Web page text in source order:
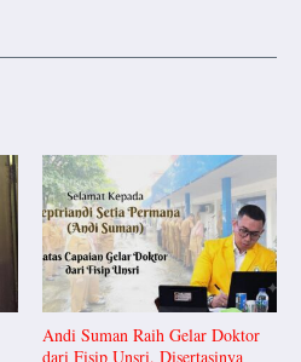
Andi Suman Raih Gelar Doktor
dari Fisip Unsri, Disertasinya